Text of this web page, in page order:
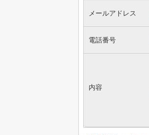
メールアドレス
電話番号
内容